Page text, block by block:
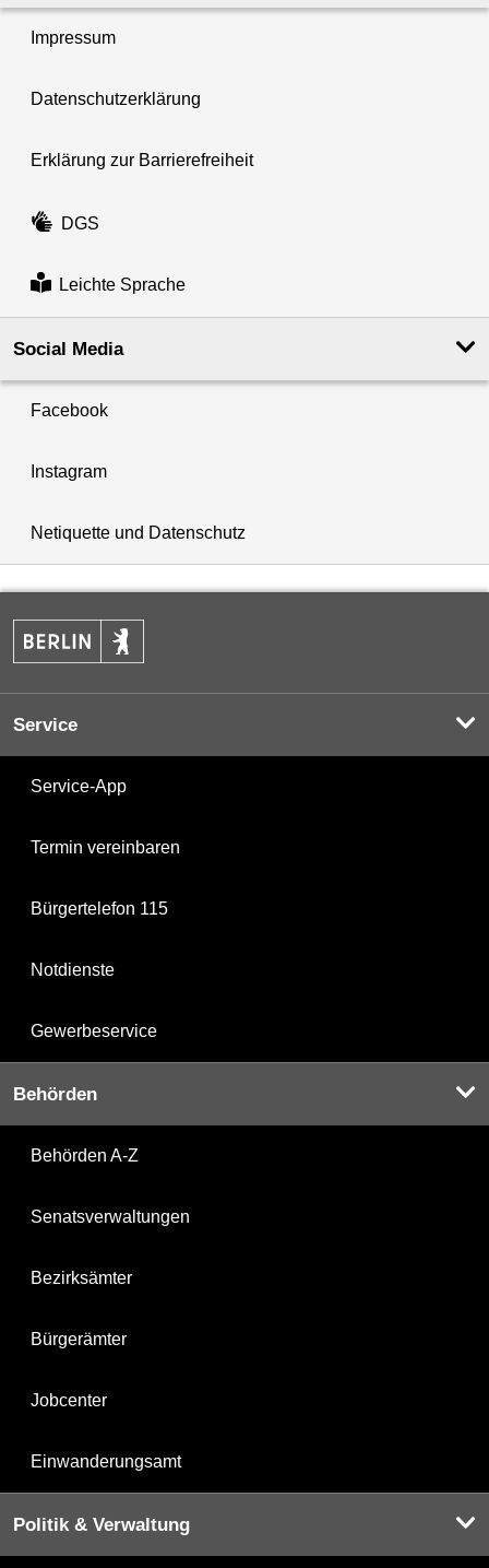
Impressum
Datenschutzerklärung
Erklärung zur Barrierefreiheit
DGS
Leichte Sprache
Social Media
Facebook
Instagram
Netiquette und Datenschutz
Service
Service-App
Termin vereinbaren
Bürgertelefon 115
Notdienste
Gewerbeservice
Behörden
Behörden A-Z
Senatsverwaltungen
Bezirksämter
Bürgerämter
Jobcenter
Einwanderungsamt
Politik & Verwaltung